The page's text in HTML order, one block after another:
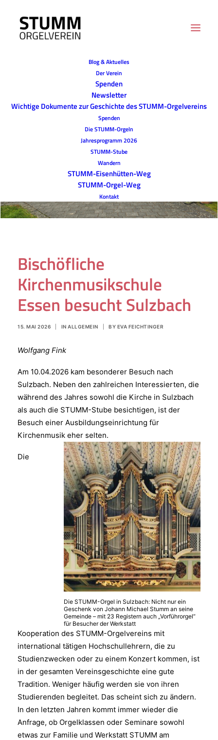
Blog & Aktuelles
Der Verein
Spenden
Newsletter
Wichtige Dokumente zur Geschichte des STUMM-Orgelvereins
Spenden
Die STUMM-Orgeln
Jahresprogramm 2026
STUMM-Stube
Wandern
STUMM-Eisenhütten-Weg
STUMM-Orgel-Weg
Kontakt
Bischöfliche
Kirchenmusikschule
Essen besucht Sulzbach
15. MAI 2026 IN ALLGEMEIN BY EVA FEICHTINGER
Wolfgang Fink
Am 10.04.2026 kam besonderer Besuch nach
Sulzbach. Neben den zahlreichen Interessierten, die
während des Jahres sowohl die Kirche in Sulzbach
als auch die STUMM-Stube besichtigen, ist der
Besuch einer Ausbildungseinrichtung für
Kirchenmusik eher selten.
Die STUMM-Orgel in Sulzbach: Nicht nur ein
Geschenk von Johann Michael Stumm an seine
Gemeinde – mit 23 Registern auch „Vorführorgel“
für Besucher der Werkstatt
Die
Kooperation des STUMM-Orgelvereins mit
international tätigen Hochschullehrern, die zu
Studienzwecken oder zu einem Konzert kommen, ist
in der gesamten Vereinsgeschichte eine gute
Tradition. Weniger häufig werden sie von ihren
Studierenden begleitet. Das scheint sich zu ändern.
In den letzten Jahren kommt immer wieder die
Anfrage, ob Orgelklassen oder Seminare sowohl
etwas zur Familie und Werkstatt STUMM am